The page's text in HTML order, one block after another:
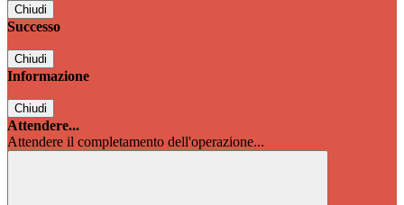
Chiudi
Successo
Chiudi
Informazione
Chiudi
Attendere...
Attendere il completamento dell'operazione...